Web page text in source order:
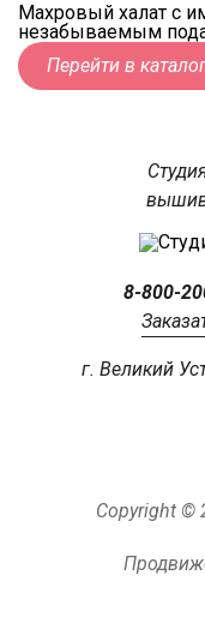
Махровый халат с
незабываемым
Перейти в
8-800-
г. Великий
Copyright ©